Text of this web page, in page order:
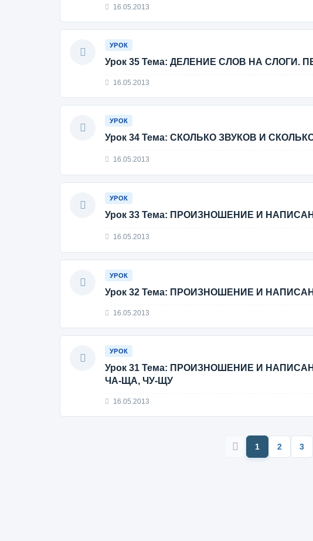
16.05.2013
УРОК
Урок 35 Тема: ДЕЛЕНИЕ СЛОВ НА СЛОГИ.
16.05.2013
УРОК
Урок 34 Тема: СКОЛЬКО ЗВУКОВ И
16.05.2013
УРОК
Урок 33 Тема: ПРОИЗНОШЕНИЕ И
16.05.2013
УРОК
Урок 32 Тема: ПРОИЗНОШЕНИЕ И
16.05.2013
УРОК
Урок 31 Тема: ПРОИЗНОШЕНИЕ И
ЧА-ЩА, ЧУ-ЩУ
16.05.2013
1 2 3